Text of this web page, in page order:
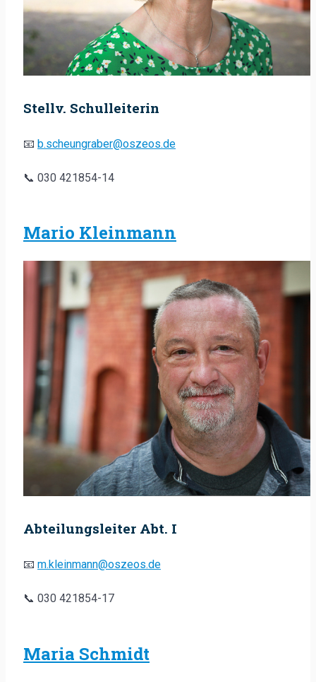
Stellv. Schulleiterin
📧 b.scheungraber@oszeos.de
📞 030 421854-14
Mario Kleinmann
Abteilungsleiter Abt. I
📧 m.kleinmann@oszeos.de
📞 030 421854-17
Maria Schmidt